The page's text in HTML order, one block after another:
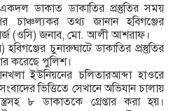
ডাকাত ডাকাতির প্রস্তুতির সময়
তথ্য জানান হবিগঞ্জের
(ওসি) জনাব, মো. আলী আশরাফ।
চুনারুঘাটে ডাকাতির প্রস্তুতির
করেছে পুলিশ।
ইউনিয়নের চলিতারআব্দা হাওরে
ভিত্তিতে সেখানে অভিযান চালায়
৮ ডাকাতকে গ্রেপ্তার করা হয়।